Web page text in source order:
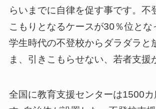
らいまでに自律を促す事です。不
こもりとなるケースが30％位とな
学生時代の不登校からダラダラと
ま、引きこもらせない、若者支援
全国に教育支援センターは1500カ